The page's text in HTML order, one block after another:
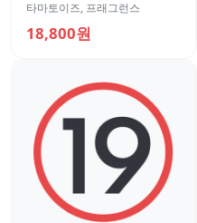
타마토이즈, 프래그런스
18,800원